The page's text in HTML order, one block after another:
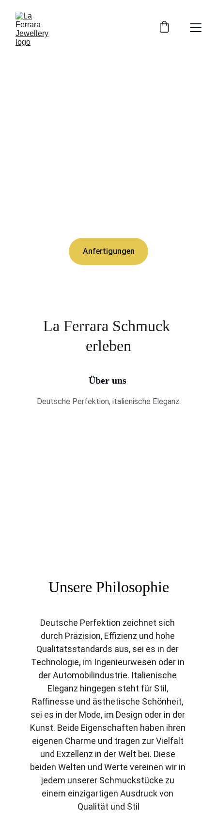
Anfertigungen
La Ferrara Schmuck
erleben
Deutsche Perfektion, italienische Eleganz.
Über uns
Unsere Philosophie
Deutsche Perfektion zeichnet sich
durch Präzision, Effizienz und hohe
Qualitätsstandards aus, sei es in der
Technologie, im Ingenieurwesen oder in
der Automobilindustrie. Italienische
Eleganz hingegen steht für Stil,
Raffinesse und ästhetische Schönheit,
sei es in der Mode, im Design oder in der
Kunst. Beide Eigenschaften haben ihren
eigenen Charme und tragen zur Vielfalt
und Exzellenz in der Welt bei. Diese
beiden Welten und Werte vereinen wir in
jedem unserer Schmuckstücke zu
einem einzigartigen Ausdruck von
Qualität und Stil